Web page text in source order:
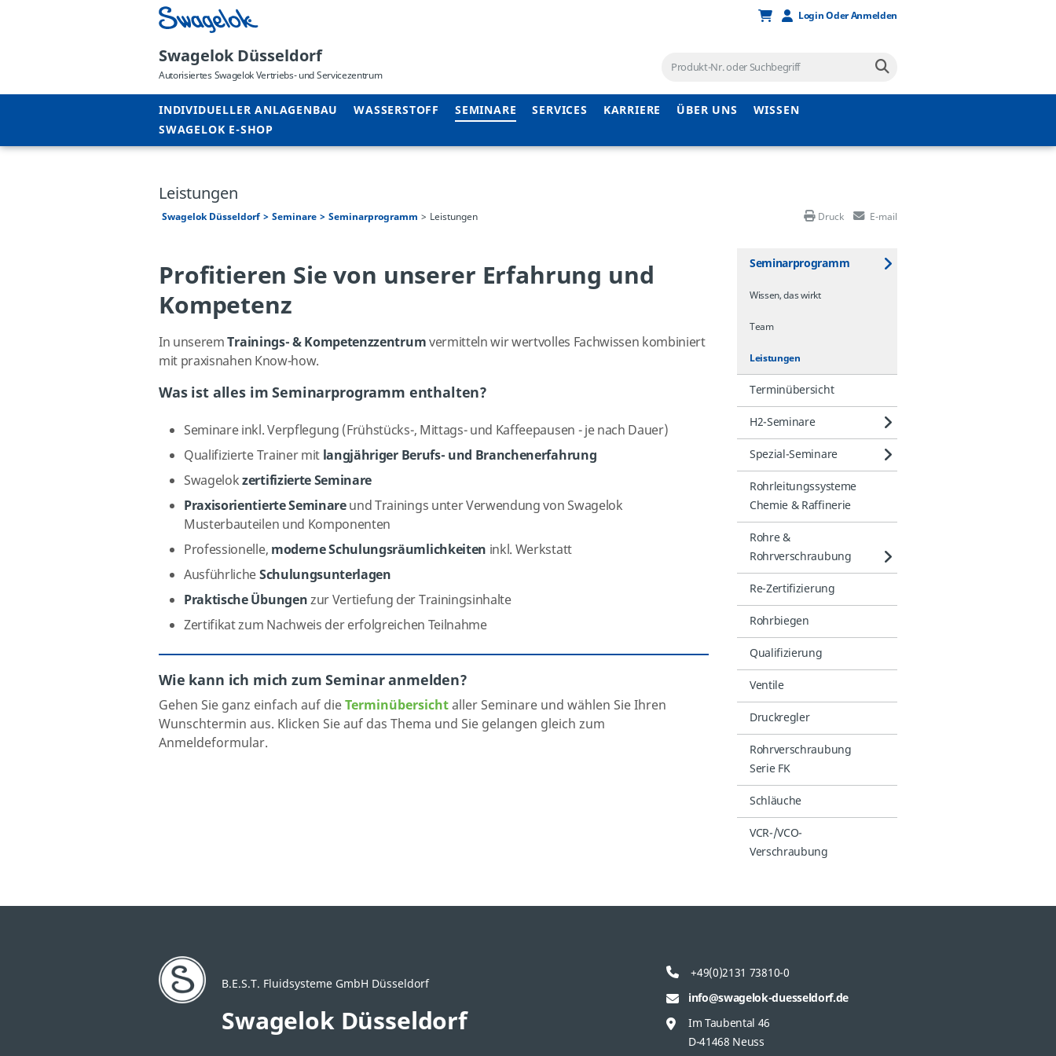
Login Oder Anmelden
Swagelok Düsseldorf
Autorisiertes Swagelok Vertriebs- und Servicezentrum
INDIVIDUELLER ANLAGENBAU WASSERSTOFF SEMINARE SERVICES KARRIERE ÜBER UNS
WISSEN
SWAGELOK E-SHOP
Leistungen
Swagelok Düsseldorf Seminare Seminarprogramm Leistungen Druck E-mail
Seminarprogramm
Wissen, das wirkt
Team
Leistungen
Terminübersicht
H2-Seminare
Spezial-Seminare
Rohrleitungssysteme
Chemie & Raffinerie
Rohre &
Rohrverschraubung
Re-Zertifizierung
Rohrbiegen
Qualifizierung
Ventile
Druckregler
Rohrverschraubung
Serie FK
Schläuche
VCR-/VCO-
Verschraubung
Profitieren Sie von unserer Erfahrung und
Kompetenz
In unseremTrainings- & Kompetenzzentrumvermitteln wir wertvolles Fachwissen kombiniert
mit praxisnahen Know-how.
Was ist alles im Seminarprogramm enthalten?
Seminare inkl. Verpflegung (Frühstücks-, Mittags- und Kaffeepausen - je nach Dauer)
Qualifizierte Trainer mit langjähriger Berufs- und Branchenerfahrung
Swagelokzertifizierte Seminare
Praxisorientierte Seminareund Trainings unter Verwendung von Swagelok
Musterbauteilen und Komponenten
Professionelle, moderne Schulungsräumlichkeiten inkl. Werkstatt
AusführlicheSchulungsunterlagen
Praktische Übungenzur Vertiefung der Trainingsinhalte
Zertifikat zum Nachweis der erfolgreichen Teilnahme
Wie kann ich mich zum Seminar anmelden?
Gehen Sie ganz einfach auf dieTerminübersichtaller Seminare und wählen Sie Ihren
Wunschtermin aus. Klicken Sie auf das Thema und Sie gelangen gleich zum
Anmeldeformular.
B.E.S.T. Fluidsysteme GmbH Düsseldorf
Swagelok Düsseldorf
+49(0)2131 73810-0
info@swagelok-duesseldorf.de
Im Taubental 46
D-41468 Neuss